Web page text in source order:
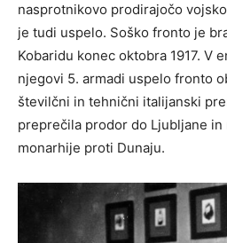
nasprotnikovo prodirajočo
je tudi uspelo. Soško fronto je
Kobaridu konec oktobra 1917. V
njegovi 5. armadi uspelo fronto
številčni in tehnični italijanski
preprečila prodor do Ljubljane
monarhije proti Dunaju.